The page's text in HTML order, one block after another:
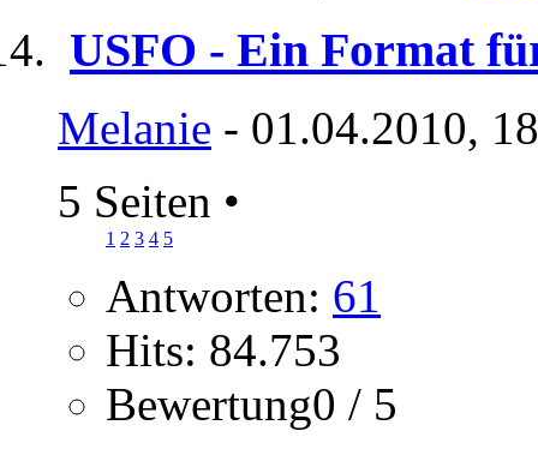
USFO - Ein Format
Melanie - 01.04.2010,
5 Seiten •
1 2 3 4 5
Antworten: 61
Hits: 84.753
Bewertung0 / 5